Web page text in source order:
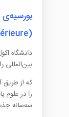
بورسیه‌ی
(École Normale Supérieure)
دانشگاه
بین‌المللی
را در علوم
سه‌ساله